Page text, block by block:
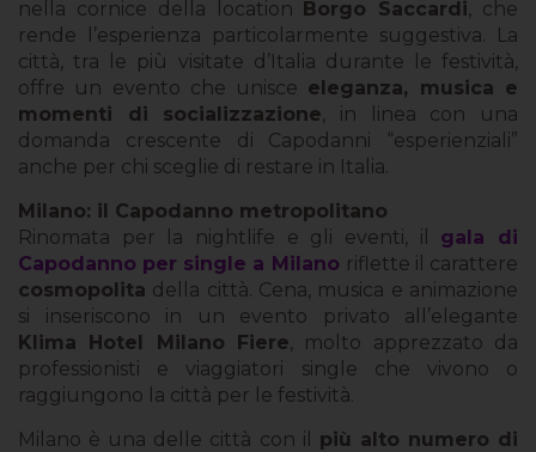
nella cornice della location Borgo Saccardi, che
rende l’esperienza particolarmente suggestiva. La
città, tra le più visitate d’Italia durante le festività,
offre un evento che unisce eleganza, musica e
momenti di socializzazione, in linea con una
domanda crescente di Capodanni “esperienziali”
anche per chi sceglie di restare in Italia.
Milano: il Capodanno metropolitano
Rinomata per la nightlife e gli eventi, il gala di
Capodanno per single a Milano riflette il carattere
cosmopolita della città. Cena, musica e animazione
si inseriscono in un evento privato all’elegante
Klima Hotel Milano Fiere, molto apprezzato da
professionisti e viaggiatori single che vivono o
raggiungono la città per le festività.
Milano è una delle città con il più alto numero di